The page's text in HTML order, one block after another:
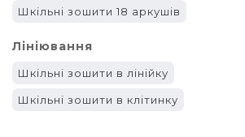
Шкільні зошити 18 аркушів
Лініювання
Шкільні зошити в лінійку
Шкільні зошити в клітинку